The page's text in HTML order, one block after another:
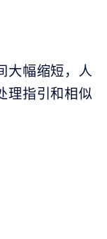
大幅缩短，人
理指引和相似